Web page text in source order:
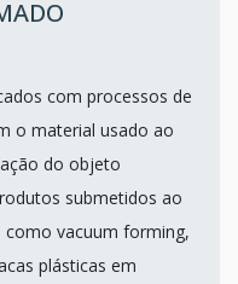
com processos de
o material usado ao
do objeto
submetidos ao
vacuum forming,
plásticas em